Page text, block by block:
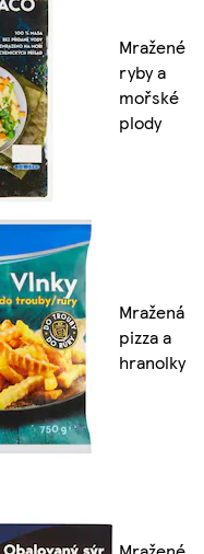
Mražené
ryby a
mořské
plody
Mražená
pizza a
hranolky